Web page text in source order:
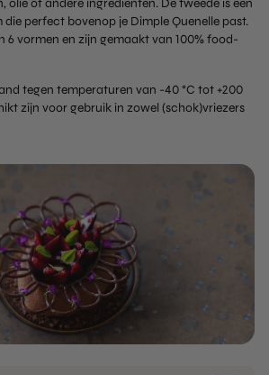
olie of andere ingrediënten. De tweede is een
perfect bovenop je Dimple Quenelle past.
6 vormen en zijn gemaakt van 100% food-
tegen temperaturen van -40 °C tot +200
zijn voor gebruik in zowel (schok)vriezers